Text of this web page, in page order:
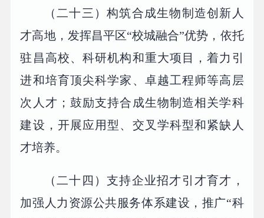
（二十三）构筑合成生物制造创新人
才高地，发挥昌平区“校城融合”优势，依托
驻昌高校、科研机构和重大项目，着力引
进和培育顶尖科学家、卓越工程师等高层
次人才；鼓励支持合成生物制造相关学科
建设，开展应用型、交叉学科型和紧缺人
才培养。
（二十四）支持企业招才引才育才，
加强人力资源公共服务体系建设，推广“科